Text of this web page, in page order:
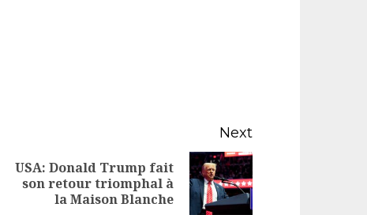
Previous
Next
Next
USA: Donald Trump fait
son retour triomphal à
la Maison Blanche